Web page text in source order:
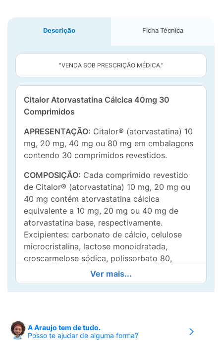
Descrição Ficha Técnica
"VENDA SOB PRESCRIÇÃO MÉDICA."
Citalor Atorvastatina Cálcica 40mg 30
Comprimidos
APRESENTAÇÃO: Citalor® (atorvastatina) 10
mg, 20 mg, 40 mg ou 80 mg em embalagens
contendo 30 comprimidos revestidos.
COMPOSIÇÃO: Cada comprimido revestido
de Citalor® (atorvastatina) 10 mg, 20 mg ou
40 mg contém atorvastatina cálcica
equivalente a 10 mg, 20 mg ou 40 mg de
atorvastatina base, respectivamente.
Excipientes: carbonato de cálcio, celulose
microcristalina, lactose monoidratada,
croscarmelose sódica, polissorbato 80,
hiprolose, estearato de magnésio, corante
branco Opadry® (hipromelose, macrogol,
dióxido de titânio e talco), emulsão
monoestearato de glicerol, goma xantana,
ácido benzóico, ácido sórbico, ácido sulfúrico
Ver mais...
A Araujo tem de tudo.
Posso te ajudar de alguma forma?